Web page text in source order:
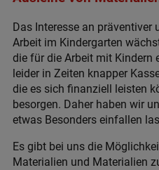
Das Interesse an
Arbeit im Kindergarten
die für die Arbeit mit Kindern
leider in Zeiten knapper
die es sich finanziell leisten
besorgen. Daher haben wir
etwas Besonders einfallen
Es gibt bei uns die
Materialien und Materialien